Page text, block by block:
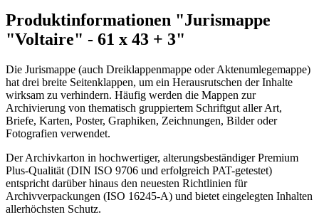
Produktinformationen "Jurismappe
"Voltaire" - 61 x 43 + 3"
Die Jurismappe (auch Dreiklappenmappe oder Aktenumlegemappe)
hat drei breite Seitenklappen, um ein Herausrutschen der Inhalte
wirksam zu verhindern. Häufig werden die Mappen zur
Archivierung von thematisch gruppiertem Schriftgut aller Art,
Briefe, Karten, Poster, Graphiken, Zeichnungen, Bilder oder
Fotografien verwendet.
Der Archivkarton in hochwertiger, alterungsbeständiger Premium
Plus-Qualität (DIN ISO 9706 und erfolgreich PAT-getestet)
entspricht darüber hinaus den neuesten Richtlinien für
Archivverpackungen (ISO 16245-A) und bietet eingelegten Inhalten
allerhöchsten Schutz.